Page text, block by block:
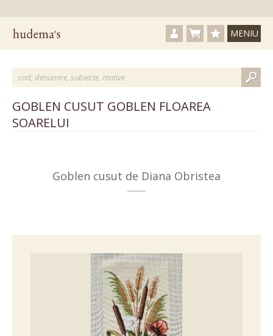
MENIU
Autentificare / Creare
Nu aveți produse
Produse
GOBLEN CUSUT GOBLEN FLOAREA
SOARELUI
Goblen cusut de Diana Obristea